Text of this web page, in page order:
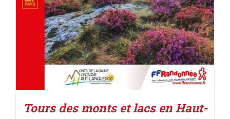
Tours des monts et lacs en Haut-